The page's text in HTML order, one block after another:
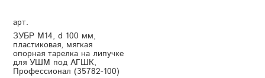
арт.
ЗУБР М14, d 100 мм,
пластиковая, мягкая
опорная тарелка на липучке
для УШМ под АГШК,
Профессионал (35782-100)